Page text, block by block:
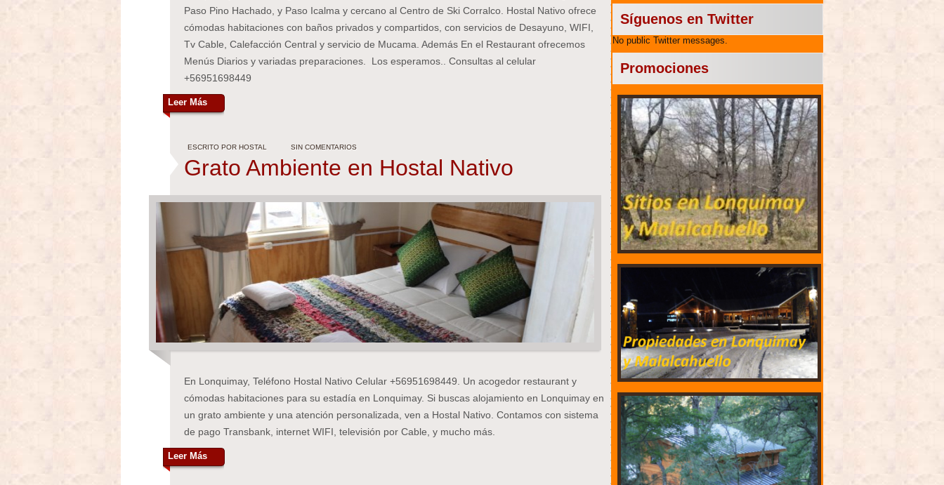
Paso Pino Hachado, y Paso Icalma y cercano al Centro de Ski Corralco. Hostal Nativo ofrece
cómodas habitaciones con baños privados y compartidos, con servicios de Desayuno, WIFI,
Tv Cable, Calefacción Central y servicio de Mucama. Además En el Restaurant ofrecemos
Menús Diarios y variadas preparaciones. Los esperamos.. Consultas al celular
+56951698449
Leer Más
ESCRITO POR HOSTAL SIN COMENTARIOS
Grato Ambiente en Hostal Nativo
En Lonquimay, Teléfono Hostal Nativo Celular +56951698449. Un acogedor restaurant y
cómodas habitaciones para su estadía en Lonquimay. Si buscas alojamiento en Lonquimay en
un grato ambiente y una atención personalizada, ven a Hostal Nativo. Contamos con sistema
de pago Transbank, internet WIFI, televisión por Cable, y mucho más.
Leer Más
Síguenos en Twitter
No public Twitter messages.
Promociones